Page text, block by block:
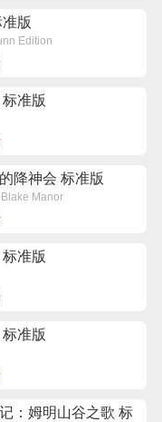
版
Edition
准版
降神会 标准版
Manor
准版
准版
：姆明山谷之歌 标